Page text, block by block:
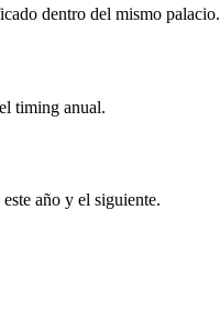
dentro del mismo palacio.
timing anual.
año y el siguiente.